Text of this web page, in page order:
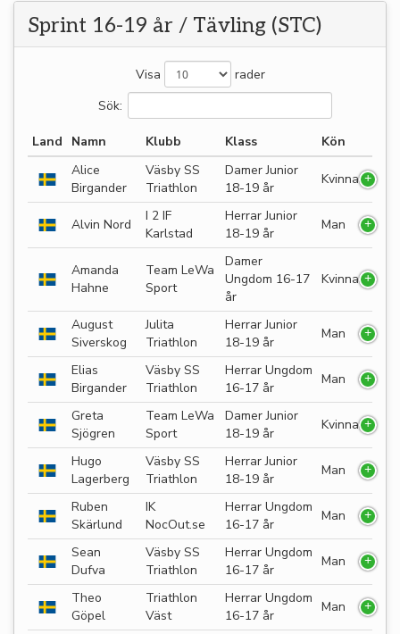
Sprint 16-19 år / Tävling (STC)
Visa
rader
Sök:
Land Namn Klubb Klass
Kön
Alice
Birgander
Väsby SS
Triathlon
Damer Junior
18-19 år
Kvinna
Alvin Nord
I 2 IF
Karlstad
Herrar Junior
18-19 år
Man
Amanda
Hahne
Team LeWa
Sport
Damer
Ungdom 16-17
år
Kvinna
August
Siverskog
Julita
Triathlon
Herrar Junior
18-19 år
Man
Elias
Birgander
Väsby SS
Triathlon
Herrar Ungdom
16-17 år
Man
Greta
Sjögren
Team LeWa
Sport
Damer Junior
18-19 år
Kvinna
Hugo
Lagerberg
Väsby SS
Triathlon
Herrar Junior
18-19 år
Man
Ruben
Skärlund
IK
NocOut.se
Herrar Ungdom
16-17 år
Man
Sean
Dufva
Väsby SS
Triathlon
Herrar Ungdom
16-17 år
Man
Theo
Göpel
Triathlon
Väst
Herrar Ungdom
16-17 år
Man